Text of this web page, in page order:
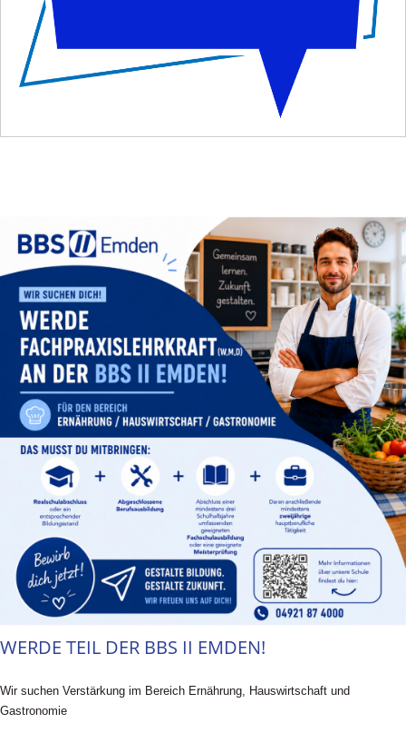
WERDE TEIL DER BBS II EMDEN!
Wir suchen Verstärkung im Bereich Ernährung, Hauswirtschaft und
Gastronomie